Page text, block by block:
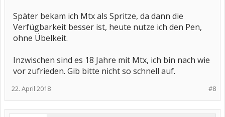
Später bekam ich Mtx als Spritze, da dann die
Verfügbarkeit besser ist, heute nutze ich den Pen,
ohne Übelkeit.
Inzwischen sind es 18 Jahre mit Mtx, ich bin nach wie
vor zufrieden. Gib bitte nicht so schnell auf.
#8
22. April 2018